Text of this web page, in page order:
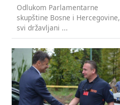
Odlukom Parlamentarne
skupštine Bosne i Hercegovine,
svi državljani ...